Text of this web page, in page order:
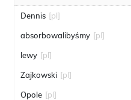
Dennis [pl]
absorbowalibyśmy [pl]
lewy [pl]
Zajkowski [pl]
Opole [pl]